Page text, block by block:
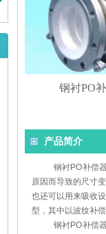
钢衬PO
产品简介
钢衬PO补偿
原因而导致的尺寸
也还可以用来吸收
型，其中以波纹补偿
钢衬PO补偿